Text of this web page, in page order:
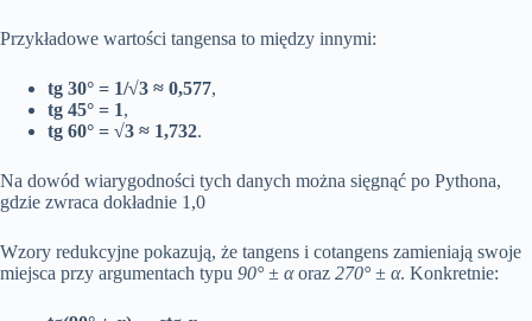
Przykładowe wartości tangensa to między innymi:
tg 30° = 1/√3 ≈ 0,577,
tg 45° = 1,
tg 60° = √3 ≈ 1,732.
Na dowód wiarygodności tych danych można sięgnąć po Pythona,
gdzie zwraca dokładnie 1,0
Wzory redukcyjne pokazują, że tangens i cotangens zamieniają swoje
miejsca przy argumentach typu 90° ± αoraz 270° ± α. Konkretnie: